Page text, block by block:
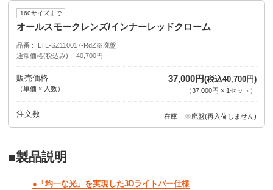
160サイズまで
オールスモークレンズ/インナーレッドクローム
品番
LTL-SZ110017-RdZ※廃盤
通常価格(税込み)
40,700円
販売価格
（単価 × 入数）
37,000円(税込40,700円)
（37,000円 × 1 セット ）
注文数 在庫 ※廃盤(再入荷しません)
■製品説明
●「均一な光」を実現した3Dライトバー仕様